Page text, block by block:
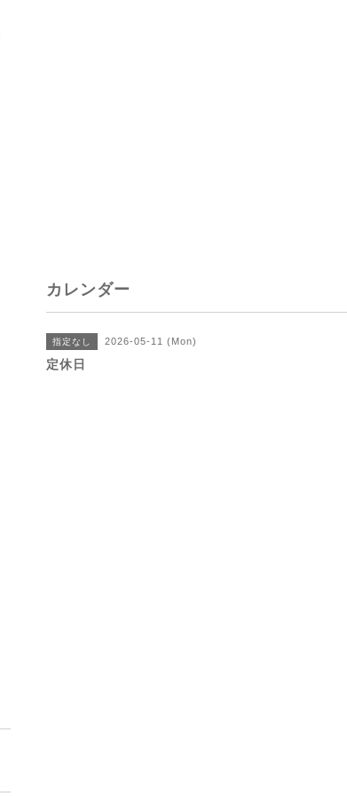
カレンダー
指定なし 2026-05-11 (Mon)
定休日